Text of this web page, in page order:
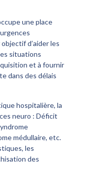
une place
d’aider les
situations
et à fournir
dans des délais
hospitalière, la
neuro : Déficit
médullaire, etc.
les
des